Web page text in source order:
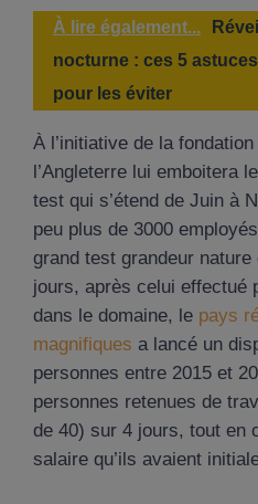
À lire également...
Réveil
nocturne : ces 5
pour les éviter
À l’initiative de la fondation
l’Angleterre lui emboitera
test qui s’étend de Juin à
peu plus de 3000
grand test grandeur
jours, après celui effectué
dans le domaine, le pays
magnifiques a lancé un
personnes entre 2015 et
personnes retenues de
de 40) sur 4 jours, tout en
salaire qu’ils avaient